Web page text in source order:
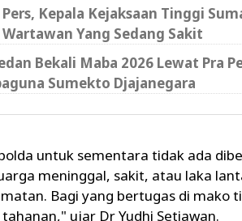
Kepala Kejaksaan Tinggi
Yang Sedang Sakit
Bekali Maba 2026 Lewat Pra
Sumekto Djajanegara
untuk sementara tidak ada
meninggal, sakit, atau laka
Bagi yang bertugas di mako
ujar Dr Yudhi Setiawan.